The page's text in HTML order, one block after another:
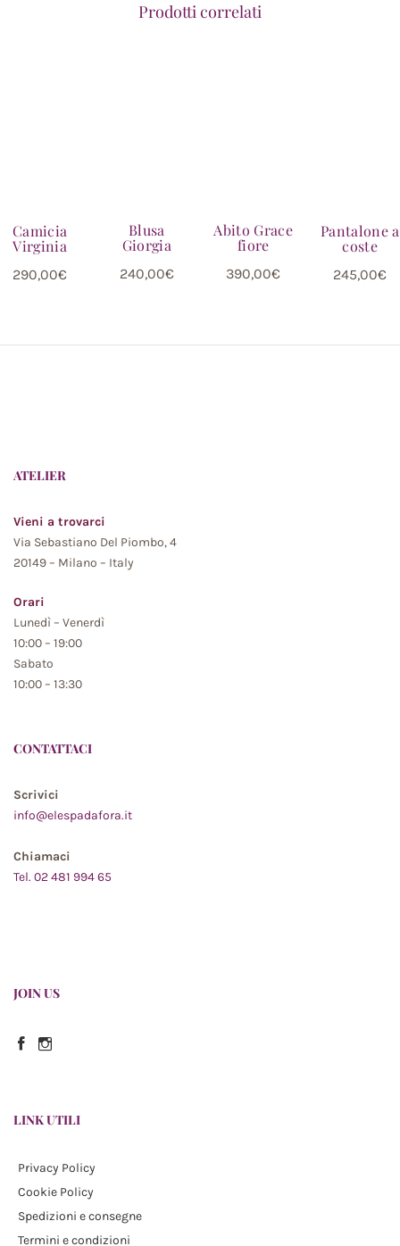
Prodotti correlati
Camicia
Virginia
290,00€
Blusa
Giorgia
240,00€
Abito Grace
fiore
390,00€
Pantalone a
coste
245,00€
ATELIER
Vieni a trovarci
Via Sebastiano Del Piombo, 4
20149 – Milano – Italy
Orari
Lunedì – Venerdì
10:00 – 19:00
Sabato
10:00 – 13:30
CONTATTACI
Scrivici
info@elespadafora.it
Chiamaci
Tel. 02 481 994 65
JOIN US
Facebook
Instagram
LINK UTILI
Privacy Policy
Cookie Policy
Spedizioni e consegne
Termini e condizioni